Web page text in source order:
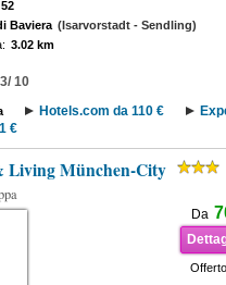
Baviera (Isarvorstadt - Sendling)
3.02 km
10
Hotels.com da 110 €
€
Living München-City
Da